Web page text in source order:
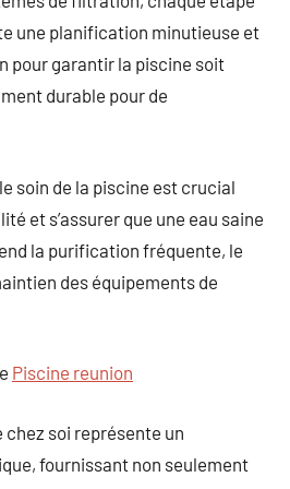
une planification minutieuse et
pour garantir la piscine soit
durable pour de
soin de la piscine est crucial
et s’assurer que une eau saine
la purification fréquente, le
des équipements de
Piscine reunion
soi représente un
fournissant non seulement